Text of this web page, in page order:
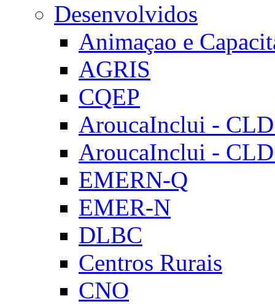
Desenvolvidos
Animaçao e
AGRIS
CQEP
AroucaInclui -
AroucaInclui -
EMERN-Q
EMER-N
DLBC
Centros Rurais
CNO